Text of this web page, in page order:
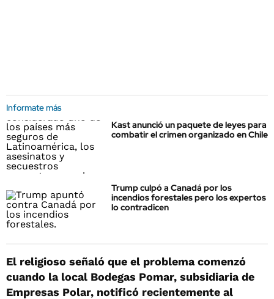
Informate más
Kast anunció un paquete de leyes para
combatir el crimen organizado en Chile
Trump culpó a Canadá por los
incendios forestales pero los expertos
lo contradicen
El religioso señaló que el problema comenzó
cuando la local Bodegas Pomar, subsidiaria de
Empresas Polar, notificó recientemente al